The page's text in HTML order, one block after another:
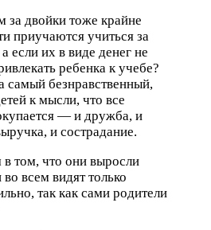
за двойки тоже крайне
приучаются учиться за
если их в виде денег не
ребенка к учебе?
самый безнравственный,
к мысли, что все
— и дружба, и
и сострадание.
том, что они выросли
всем видят только
так как сами родители